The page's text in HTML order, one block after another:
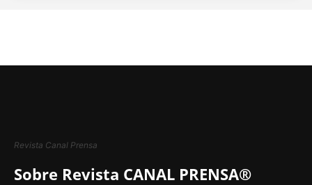
Revista Canal Prensa
Sobre Revista CANAL PRENSA®